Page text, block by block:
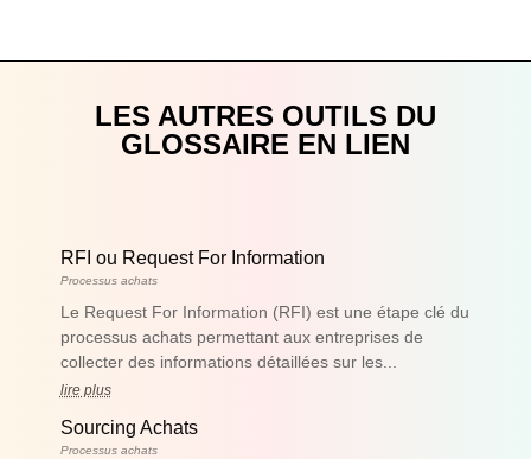
LES AUTRES OUTILS DU
GLOSSAIRE EN LIEN
RFI ou Request For Information
Processus achats
Le Request For Information (RFI) est une étape clé du
processus achats permettant aux entreprises de
collecter des informations détaillées sur les...
lire plus
Sourcing Achats
Processus achats